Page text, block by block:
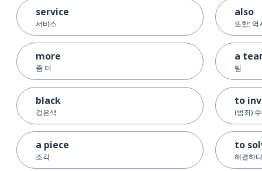
service
서비스
more
좀 더
black
검은색
a piece
조각
also
또한; 역
a
팀
to
(범죄)
to
해결하다